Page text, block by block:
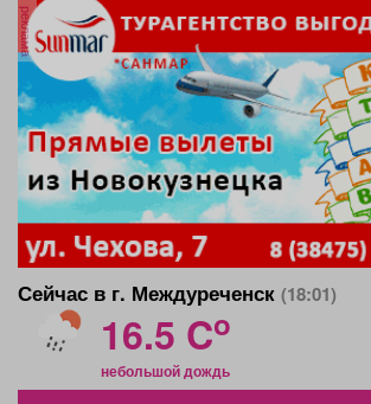
реклама
Сейчас в г. Междуреченск (18:01)
16.5 Co
небольшой дождь